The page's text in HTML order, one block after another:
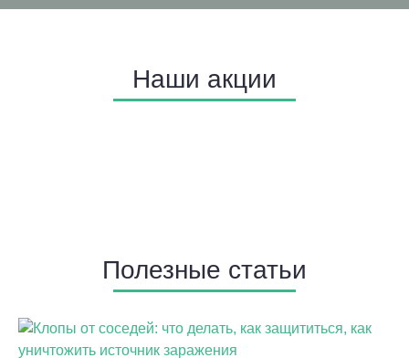
Наши акции
Полезные статьи